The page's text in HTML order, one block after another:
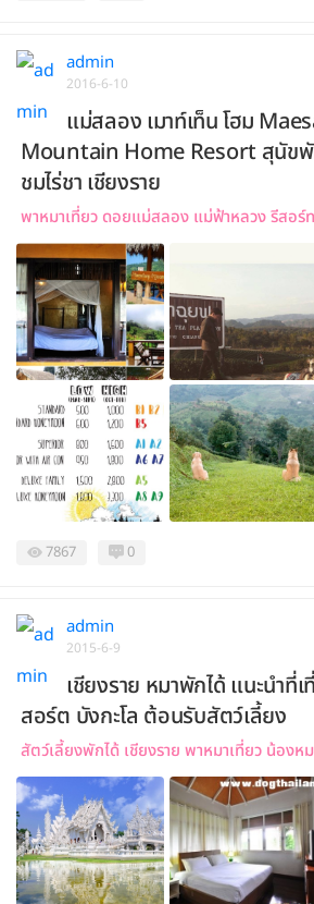
admin
2016-6-10
แม่สลอง เมาท์เท็น โฮม
Mountain Home Resort สุนัข
ชมไร่ชา เชียงราย
พาหมาเที่ยว ดอยแม่สลอง แม่ฟ้าหลวง รีสอร์
7867 0
admin
2015-6-9
เชียงราย หมาพักได้ แนะนำที่
สอร์ต บังกะโล ต้อนรับสัตว์เลี้ยง
สัตว์เลี้ยงพักได้ เชียงราย พาหมาเที่ยว น้องห